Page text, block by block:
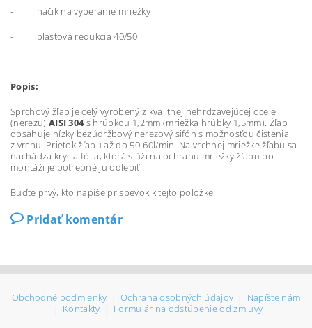
- háčik na vyberanie mriežky
- plastová redukcia 40/50
Popis:
Sprchový žľab je celý vyrobený z kvalitnej nehrdzavejúcej ocele
(nerezu) AISI 304s hrúbkou 1,2mm (mriežka hrúbky 1,5mm). Žľab
obsahuje nízky bezúdržbový nerezový sifón s možnosťou čistenia
z vrchu. Prietok žľabu až do 50-60l/min. Na vrchnej mriežke žľabu sa
nachádza krycia fólia, ktorá slúži na ochranu mriežky žľabu po
montáži je potrebné ju odlepiť.
Buďte prvý, kto napíše príspevok k tejto položke.
Pridať komentár
Obchodné podmienky | Ochrana osobných údajov | Napíšte nám
| Kontakty | Formulár na odstúpenie od zmluvy